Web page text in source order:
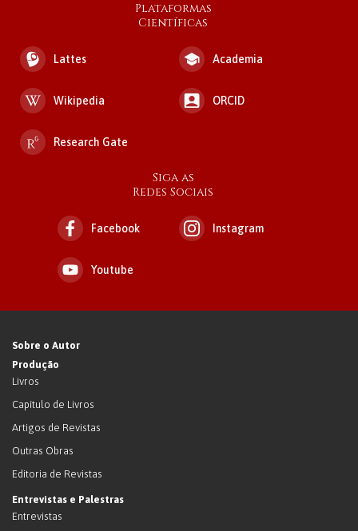
Plataformas
Científicas
Lattes Academia
Wikipedia ORCID
Research Gate
Siga as
Redes Sociais
Facebook Instagram
Youtube
Sobre o Autor
Produção
Livros
Capítulo de Livros
Artigos de Revistas
Outras Obras
Editoria de Revistas
Entrevistas e Palestras
Entrevistas